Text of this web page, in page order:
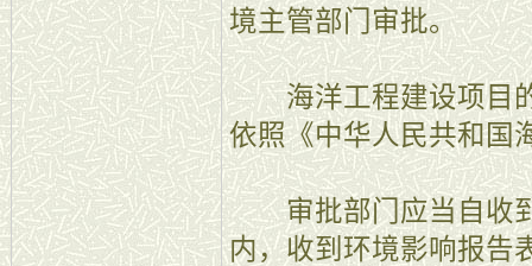
境主管部门审批。
海洋工程建设项目的
依照《中华人民共和国
审批部门应当自收到
内，收到环境影响报告